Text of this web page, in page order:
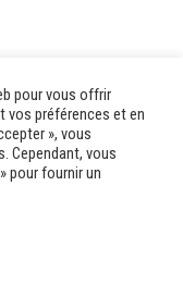
pour vous offrir
vos préférences et en
», vous
Cependant, vous
pour fournir un